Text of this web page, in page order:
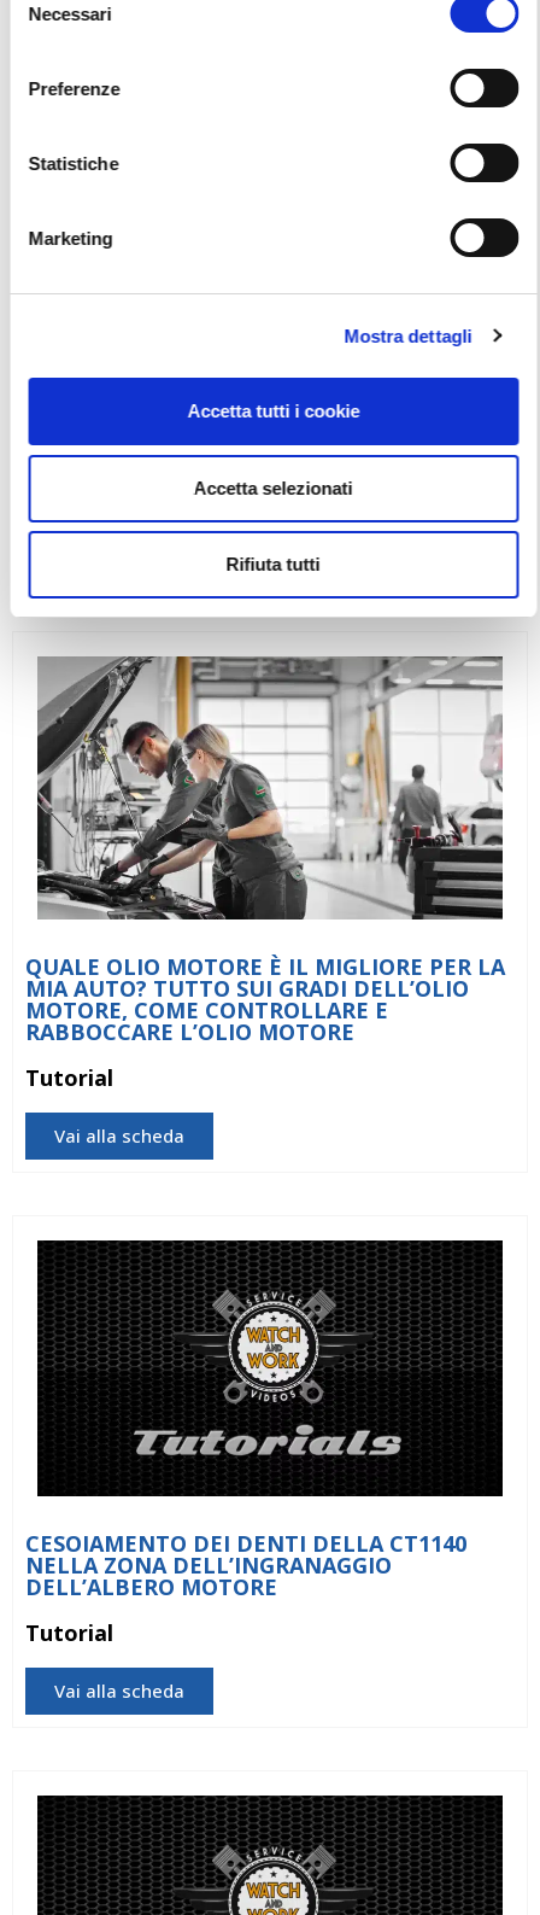
delNecessari
Preferenze
Statistiche
Marketing
Mostra dettagli
Accetta tutti i cookie
Accetta selezionati
Rifiuta tutti
BREMBO – INSTALLAZIONE DEI FRENI
SECONDO STANDARD PROFESSIONALI
QUALE OLIO MOTORE È IL MIGLIORE PER LA
MIA AUTO? TUTTO SUI GRADI DELL’OLIO
MOTORE, COME CONTROLLARE E
RABBOCCARE L’OLIO MOTORE
Tutorial
Vai alla scheda
CESOIAMENTO DEI DENTI DELLA CT1140
NELLA ZONA DELL’INGRANAGGIO
DELL’ALBERO MOTORE
Tutorial
Vai alla scheda